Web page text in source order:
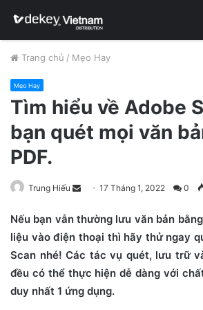
Trang chủ / Mẹo Hay
Mẹo Hay
Tìm hiểu về Adobe
bạn quét mọi văn
PDF.
Trung Hiếu
n
d
a
n
e
17 Tháng 1, 2022 0
Nếu bạn vẫn thường lưu văn bản
liệu vào điện thoại thì hãy thử ngay
Scan nhé! Các tác vụ quét, lưu trữ
đều có thể thực hiện dễ dàng với
duy nhất 1 ứng dụng.